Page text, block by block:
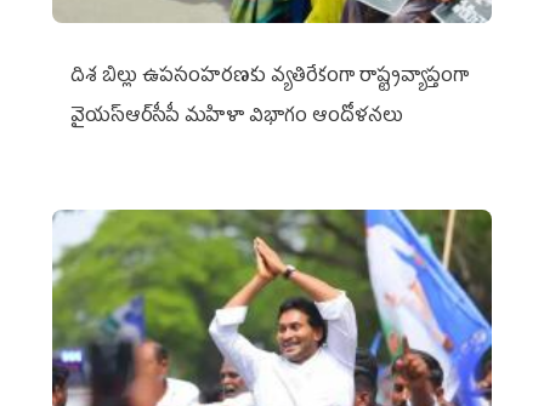
దిశ బిల్లు ఉపసంహరణకు వ్యతిరేకంగా రాష్ట్రవ్యాప్తంగా
వైయ‌స్ఆర్‌సీపీ మహిళా విభాగం ఆందోళనలు